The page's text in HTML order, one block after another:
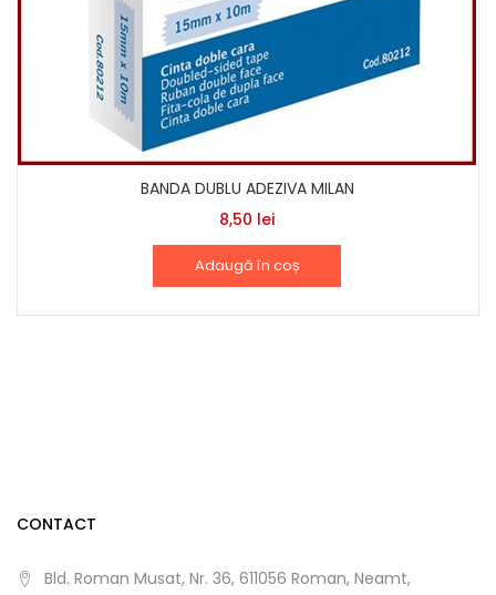
BANDA DUBLU ADEZIVA MILAN
8,50 lei
Adaugă în coș
CONTACT
Bld. Roman Musat, Nr. 36, 611056 Roman, Neamt,